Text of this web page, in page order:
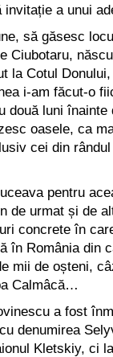
invitație a unui
să găsesc
Ciubotaru,
la Cotul
i-am făcut-o
două luni
oasele, ca
cei din
pentru
de urmat și de
concrete în
în România din
mii de oșteni,
Calmâcă…
a fost
denumirea
Kletskiy, ci